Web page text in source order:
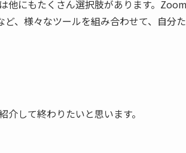
他にもたくさん選択肢があります。
、様々なツールを組み合わせて、自分た
して終わりたいと思います。